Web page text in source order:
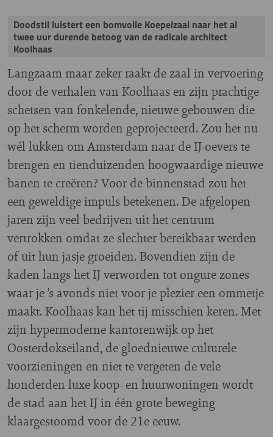
Doodstil luistert een bomvolle Koepelzaal naar het al
twee uur durende betoog van de radicale architect
Koolhaas
Langzaam maar zeker raakt de zaal in vervoering
door de verhalen van Koolhaas en zijn prachtige
schetsen van fonkelende, nieuwe gebouwen die
op het scherm worden geprojecteerd. Zou het nu
wél lukken om Amsterdam naar de IJ-oevers te
brengen en tienduizenden hoogwaardige nieuwe
banen te creëren? Voor de binnenstad zou het
een geweldige impuls betekenen. De afgelopen
jaren zijn veel bedrijven uit het centrum
vertrokken omdat ze slechter bereikbaar werden
of uit hun jasje groeiden. Bovendien zijn de
kaden langs het IJ verworden tot ongure zones
waar je ’s avonds niet voor je plezier een ommetje
maakt. Koolhaas kan het tij misschien keren. Met
zijn hypermoderne kantorenwijk op het
Oosterdokseiland, de gloednieuwe culturele
voorzieningen en niet te vergeten de vele
honderden luxe koop- en huurwoningen wordt
de stad aan het IJ in één grote beweging
klaargestoomd voor de 21e eeuw.